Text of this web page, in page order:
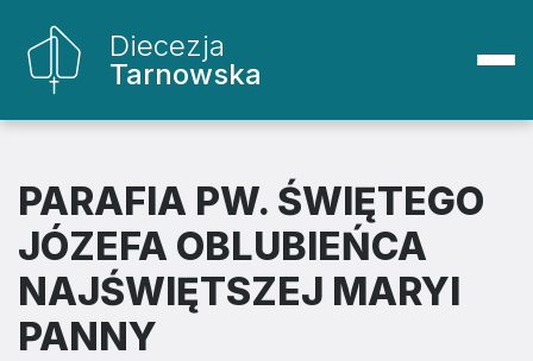
Diecezja
Tarnowska
PARAFIA PW. ŚWIĘTEGO
JÓZEFA OBLUBIEŃCA
NAJŚWIĘTSZEJ MARYI
PANNY